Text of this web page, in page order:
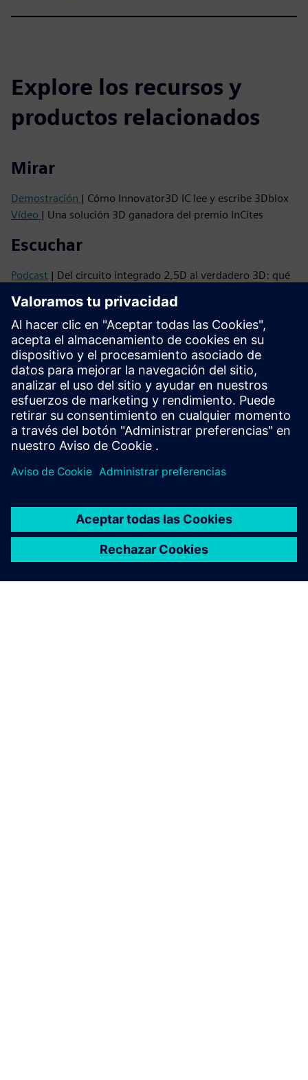
Explore los recursos y
productos relacionados
Mirar
Demostración | Cómo Innovator3D IC lee y escribe 3Dblox
Vídeo | Una solución 3D ganadora del premio InCites
Escuchar
Podcast | Del circuito integrado 2,5D al verdadero 3D: qué
Podcast| Por qué los circuitos integrados 3D necesitan un
cambio de mentalidad y cómo hacerlo realidad
Leer
Folleto| Innovator3D IC: conjunto de soluciones
Serie de libros electrónicos| Su guía para una integración
heterogénea exitosa